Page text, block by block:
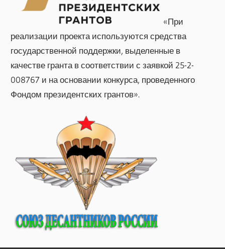
«При
реализации проекта используются средства
государственной поддержки, выделенные в
качестве гранта в соответствии с заявкой 25-2-
008767 и на основании конкурса, проведенного
Фондом президентских грантов».